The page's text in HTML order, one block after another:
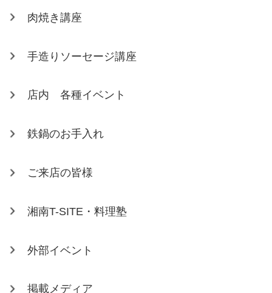
肉焼き講座
手造りソーセージ講座
店内 各種イベント
鉄鍋のお手入れ
ご来店の皆様
湘南T-SITE・料理塾
外部イベント
掲載メディア